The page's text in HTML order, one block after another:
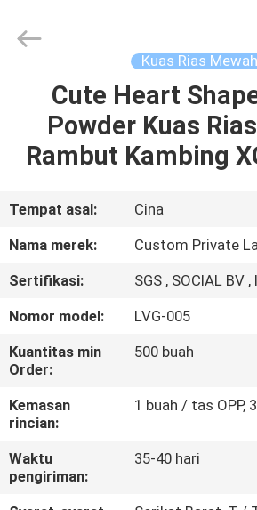
RUMAH
PRODUK
TENTANG
KAMI
TUR
PABRIK
KONTROL
KUALITAS
SITEMAP
Kuas Rias Mewah
Cute Heart
Powder Kuas
Rambut Kambing
Tempat asal:
Cina
Nama merek:
Custom Private
Sertifikasi:
SGS , SOCIAL BV
Nomor model:
LVG-005
Kuantitas min
Order:
500 buah
Kemasan
rincian:
1 buah / tas OPP,
Waktu
pengiriman:
35-40 hari